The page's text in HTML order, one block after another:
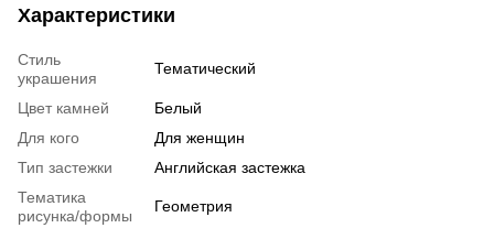
Характеристики
Стиль
украшения
Тематический
Цвет камней
Белый
Для кого
Для женщин
Тип застежки
Английская застежка
Тематика
рисунка/формы
Геометрия